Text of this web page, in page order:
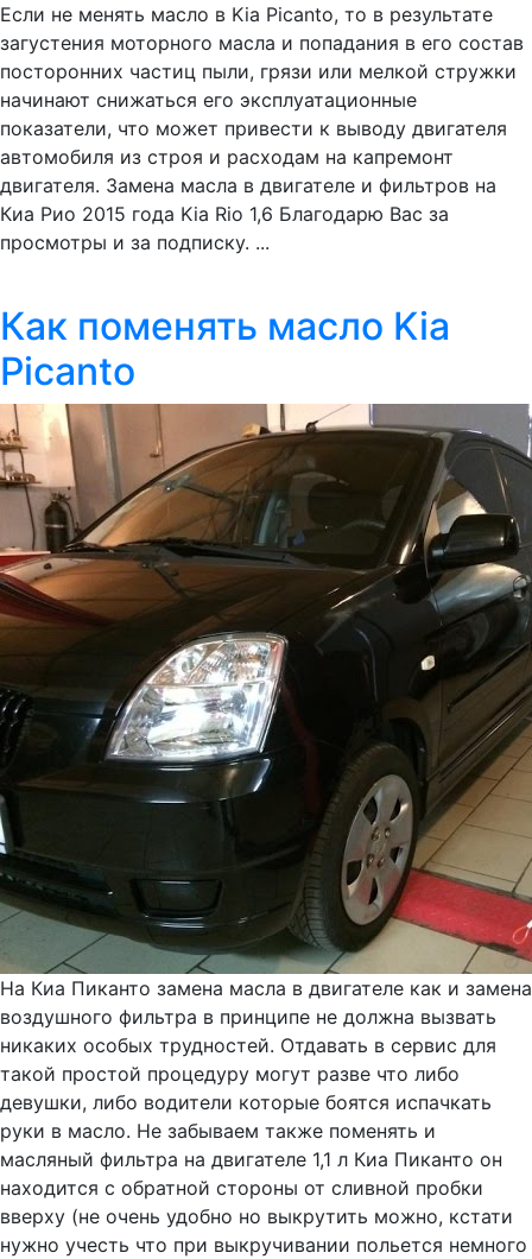
Если не менять масло в Kia Picanto, то в результате
загустения моторного масла и попадания в его состав
посторонних частиц пыли, грязи или мелкой стружки
начинают снижаться его эксплуатационные
показатели, что может привести к выводу двигателя
автомобиля из строя и расходам на капремонт
двигателя. Замена масла в двигателе и фильтров на
Киа Рио 2015 года Kia Rio 1,6 Благодарю Вас за
просмотры и за подписку. ...
Как поменять масло Kia
Picanto
На Киа Пиканто замена масла в двигателе как и замена
воздушного фильтра в принципе не должна вызвать
никаких особых трудностей. Отдавать в сервис для
такой простой процедуру могут разве что либо
девушки, либо водители которые боятся испачкать
руки в масло. Не забываем также поменять и
масляный фильтра на двигателе 1,1 л Киа Пиканто он
находится с обратной стороны от сливной пробки
вверху (не очень удобно но выкрутить можно, кстати
нужно учесть что при выкручивании польется немного